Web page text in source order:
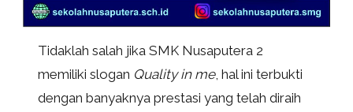
Tidaklah salah jika SMK Nusaputera 2
memiliki slogan Quality in me, hal ini terbukti
dengan banyaknya prestasi yang telah diraih